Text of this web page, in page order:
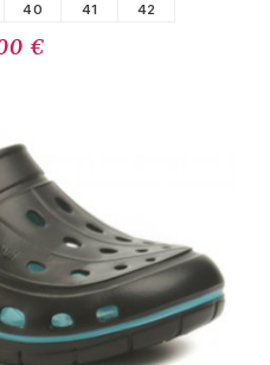
40 41 42
€